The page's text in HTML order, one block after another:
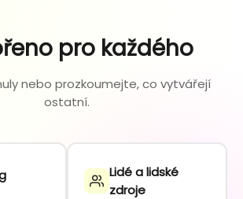
pro každého
nebo prozkoumejte, co vytvářejí
ostatní.
Lidé a lidské
zdroje